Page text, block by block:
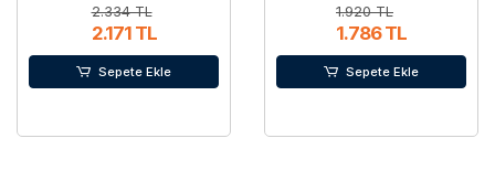
2.334 TL
2.171 TL
Sepete Ekle
1.920 TL
1.786 TL
Sepete Ekle